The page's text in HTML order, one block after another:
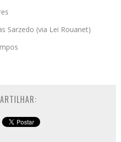
Sarzedo (via Lei Rouanet)